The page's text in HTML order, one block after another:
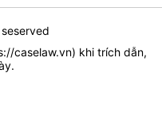
caselaw.vn) khi trích dẫn,